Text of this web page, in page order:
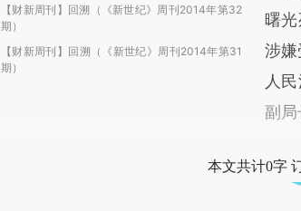
【财新周刊】回溯（《新世纪》周刊2014年第32
期）
【财新周刊】回溯（《新世纪》周刊2014年第31
期）
曙
涉
人
副局
本文共计0字